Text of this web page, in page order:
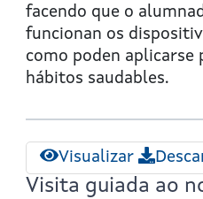
facendo que o
funcionan os
como poden aplicarse
hábitos saudables.
Visualizar
Visita guiada ao